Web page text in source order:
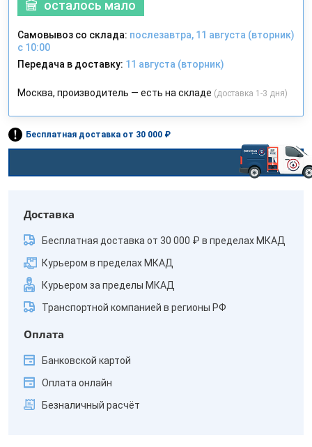
осталось мало
Самовывоз со склада: послезавтра, 11 августа (вторник)
с 10:00
Передача в доставку: 11 августа (вторник)
Москва, производитель — есть на складе (доставка 1-3 дня)
Бесплатная доставка от 30 000 ₽
Доставка
Бесплатная доставка от 30 000 ₽ в пределах МКАД
Курьером в пределах МКАД
Курьером за пределы МКАД
Транспортной компанией в регионы РФ
Оплата
Банковской картой
Оплата онлайн
Безналичный расчёт